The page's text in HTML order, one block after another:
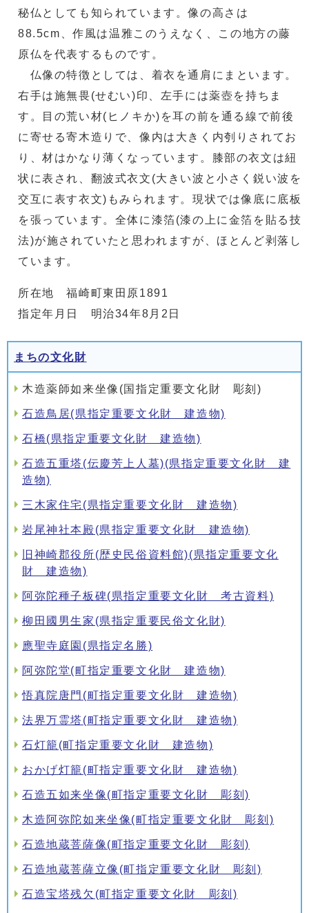
秘仏としても知られています。像の高さは
88.5cm、作風は温雅このうえなく、この地方の藤
原仏を代表するものです。
仏像の特徴としては、着衣を通肩にまといます。
右手は施無畏(せむい)印、左手には薬壺を持ちま
す。目の荒い材(ヒノキか)を耳の前を通る線で前後
に寄せる寄木造りで、像内は大きく内刳りされてお
り、材はかなり薄くなっています。膝部の衣文は紐
状に表され、翻波式衣文(大きい波と小さく鋭い波を
交互に表す衣文)もみられます。現状では像底に底板
を張っています。全体に漆箔(漆の上に金箔を貼る技
法)が施されていたと思われますが、ほとんど剥落し
ています。
所在地 福崎町東田原1891
指定年月日 明治34年8月2日
まちの文化財
木造薬師如来坐像(国指定重要文化財 彫刻)
石造鳥居(県指定重要文化財 建造物)
石橋(県指定重要文化財 建造物)
石造五重塔(伝慶芳上人墓)(県指定重要文化財 建
造物)
三木家住宅(県指定重要文化財 建造物)
岩尾神社本殿(県指定重要文化財 建造物)
旧神崎郡役所(歴史民俗資料館)(県指定重要文化
財 建造物)
阿弥陀種子板碑(県指定重要文化財 考古資料)
柳田國男生家(県指定重要民俗文化財)
應聖寺庭園(県指定名勝)
阿弥陀堂(町指定重要文化財 建造物)
悟真院唐門(町指定重要文化財 建造物)
法界万霊塔(町指定重要文化財 建造物)
石灯籠(町指定重要文化財 建造物)
おかげ灯籠(町指定重要文化財 建造物)
石造五如来坐像(町指定重要文化財 彫刻)
木造阿弥陀如来坐像(町指定重要文化財 彫刻)
石造地蔵菩薩像(町指定重要文化財 彫刻)
石造地蔵菩薩立像(町指定重要文化財 彫刻)
石造宝塔残欠(町指定重要文化財 彫刻)